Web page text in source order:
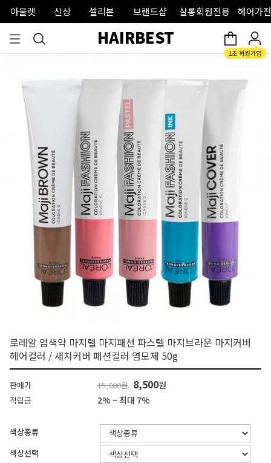
아울렛 신상 셀리본 브랜드샵 살롱회원전용 헤어가
HAIRBEST
로레알 염색약 마지렐 마지패션 파스텔 마지브라운 마지커버
헤어컬러 / 새치커버 패션컬러 염모제 50g
판매가 15,000원 8,500원
적립금 2% ~ 최대 7%
색상종류
색상선택